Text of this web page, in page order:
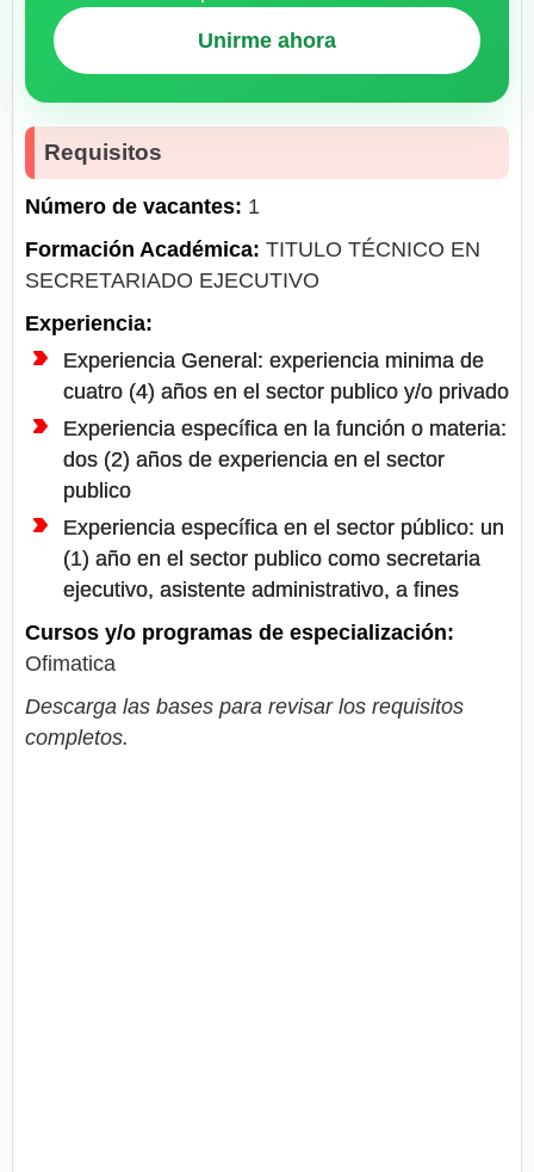
Unirme ahora
Requisitos
Número de vacantes: 1
Formación Académica: TITULO TÉCNICO EN
SECRETARIADO EJECUTIVO
Experiencia:
Experiencia General: experiencia minima de
cuatro (4) años en el sector publico y/o privado
Experiencia específica en la función o materia:
dos (2) años de experiencia en el sector
publico
Experiencia específica en el sector público: un
(1) año en el sector publico como secretaria
ejecutivo, asistente administrativo, a fines
Cursos y/o programas de especialización:
Ofimatica
Descarga las bases para revisar los requisitos
completos.